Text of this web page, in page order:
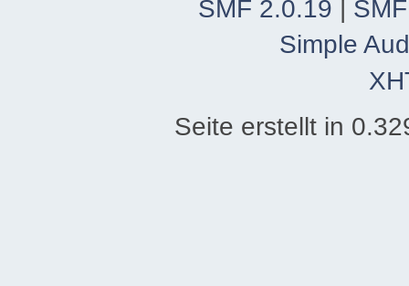
SMF 2.0.19 |
Simple
Seite erstellt in